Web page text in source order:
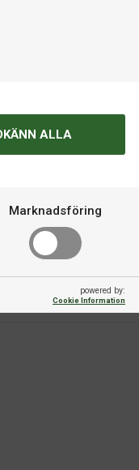
ALLA
Marknadsföring
powered by:
Cookie Information